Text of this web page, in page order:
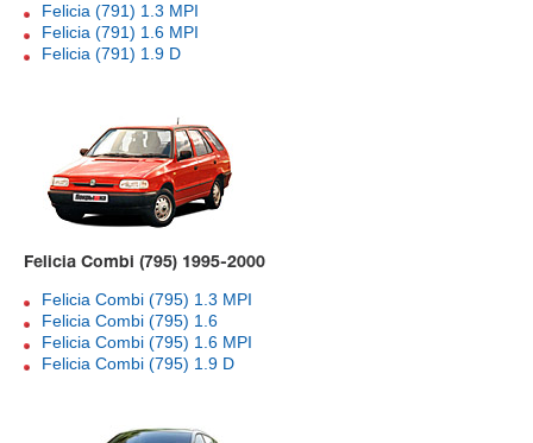
Felicia (791) 1.3 MPI
Felicia (791) 1.6 MPI
Felicia (791) 1.9 D
Felicia Combi (795) 1995-2000
Felicia Combi (795) 1.3 MPI
Felicia Combi (795) 1.6
Felicia Combi (795) 1.6 MPI
Felicia Combi (795) 1.9 D